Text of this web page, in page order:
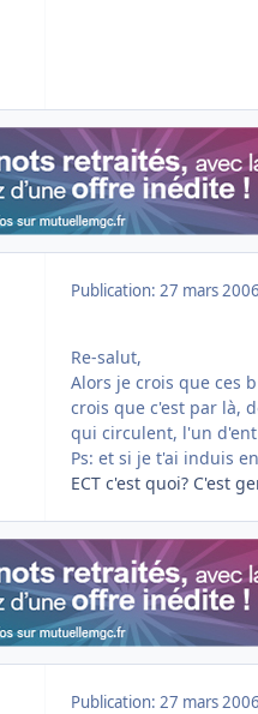
Publication: 27 mars
Re-salut,
Alors je crois que ces
crois que c'est par là,
qui circulent, l'un
Ps: et si je t'ai induis
ECT c'est quoi? C'est
Publication: 27 mars